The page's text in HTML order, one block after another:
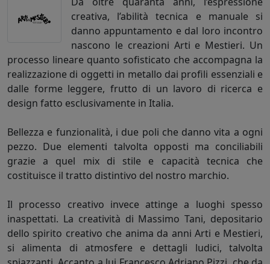
creativa, l’abilità tecnica e manuale si
danno appuntamento e dal loro incontro
nascono le creazioni Arti e Mestieri. Un
processo lineare quanto sofisticato che accompagna la
realizzazione di oggetti in metallo dai profili essenziali e
dalle forme leggere, frutto di un lavoro di ricerca e
design fatto esclusivamente in Italia.
Bellezza e funzionalità, i due poli che danno vita a ogni
pezzo. Due elementi talvolta opposti ma conciliabili
grazie a quel mix di stile e capacità tecnica che
costituisce il tratto distintivo del nostro marchio.
Il processo creativo invece attinge a luoghi spesso
inaspettati. La creatività di Massimo Tani, depositario
dello spirito creativo che anima da anni Arti e Mestieri,
si alimenta di atmosfere e dettagli ludici, talvolta